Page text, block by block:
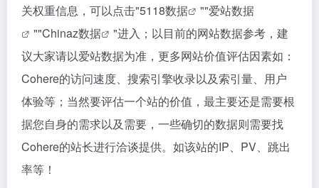
关权重信息，可以点击"5118数据 ""爱站数据
""Chinaz数据
"进入；以目前的网站数据参考，建
议大家请以爱站数据为准，更多网站价值评估因素如：
Cohere的访问速度、搜索引擎收录以及索引量、用户
体验等；当然要评估一个站的价值，最主要还是需要根
据您自身的需求以及需要，一些确切的数据则需要找
Cohere的站长进行洽谈提供。如该站的IP、PV、跳出
率等！